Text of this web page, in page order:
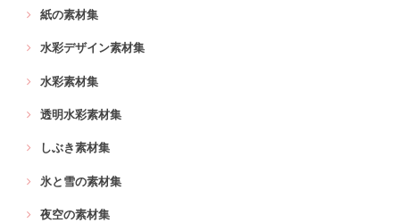
紙の素材集
水彩デザイン素材集
水彩素材集
透明水彩素材集
しぶき素材集
氷と雪の素材集
夜空の素材集